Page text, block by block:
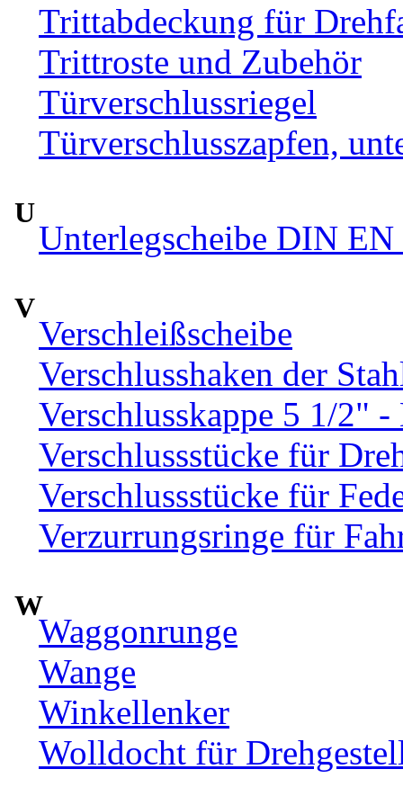
Trittabdeckung für
Trittroste und Zubehör
Türverschlussriegel
Türverschlusszapfen,
U
Unterlegscheibe DIN
V
Verschleißscheibe
Verschlusshaken der
Verschlusskappe 5 1/2"
Verschlussstücke für
Verschlussstücke für
Verzurrungsringe für
W
Waggonrunge
Wange
Winkellenker
Wolldocht für